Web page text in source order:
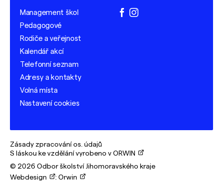
Management škol
Pedagogové
Rodiče a veřejnost
Kalendář akcí
Telefonní seznam
Adresy a kontakty
Volná místa
Nastavení cookies
facebook
instagram
Zásady zpracování os. údajů
S láskou ke vzdělání vyrobeno v ORWIN
© 2026 Odbor školství Jihomoravského kraje
Webdesign
: Orwin